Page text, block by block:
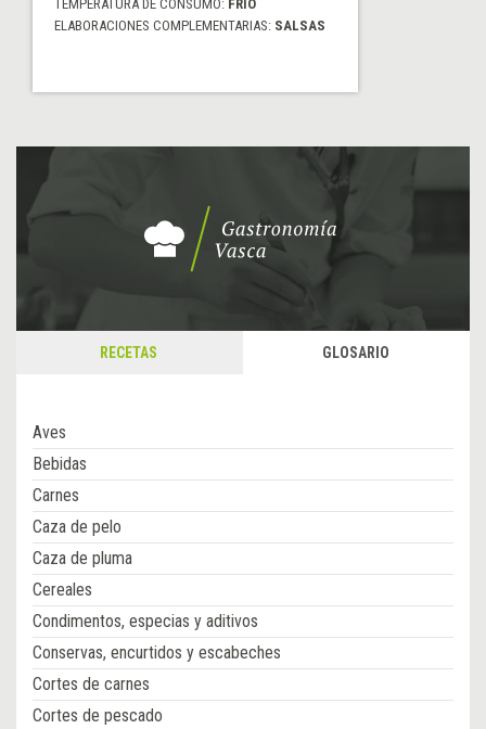
TEMPERATURA DE CONSUMO: FRÍO
ELABORACIONES COMPLEMENTARIAS: SALSAS
RECETAS GLOSARIO
Aves
Bebidas
Carnes
Caza de pelo
Caza de pluma
Cereales
Condimentos, especias y aditivos
Conservas, encurtidos y escabeches
Cortes de carnes
Cortes de pescado